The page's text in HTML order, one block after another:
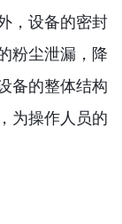
，设备的密封
粉尘泄漏，降
备的整体结构
为操作人员的